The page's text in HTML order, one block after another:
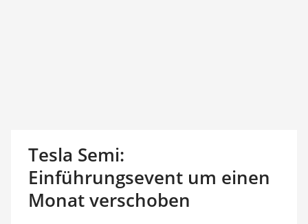
Tesla Semi:
Einführungsevent um einen
Monat verschoben